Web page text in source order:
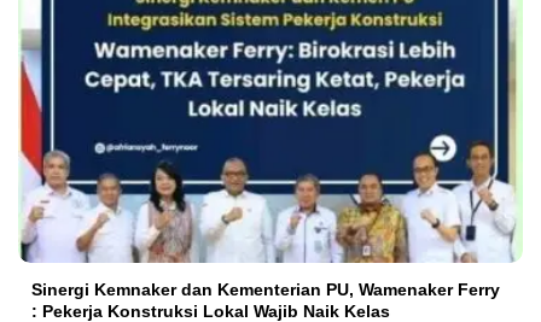
Sinergi Kemnaker dan Kementerian PU, Wamenaker Ferry
: Pekerja Konstruksi Lokal Wajib Naik Kelas